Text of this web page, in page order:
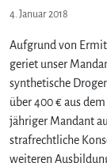
4. Januar 2018
Aufgrund von
geriet unser
synthetische
über 400 € aus
jähriger Mandant
strafrechtliche
weiteren